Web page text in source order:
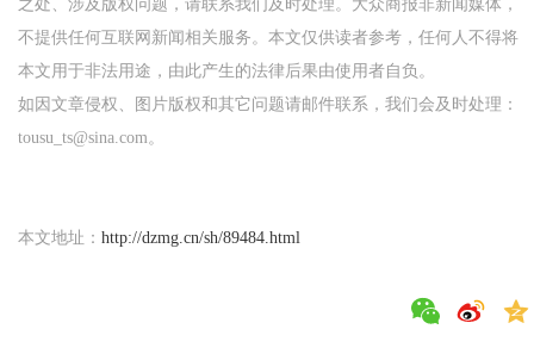
之处、涉及版权问题，请联系我们及时处理。大众商报非新闻媒体，
不提供任何互联网新闻相关服务。本文仅供读者参考，任何人不得将
本文用于非法用途，由此产生的法律后果由使用者自负。
如因文章侵权、图片版权和其它问题请邮件联系，我们会及时处理：
tousu_ts@sina.com。
本文地址： http://dzmg.cn/sh/89484.html